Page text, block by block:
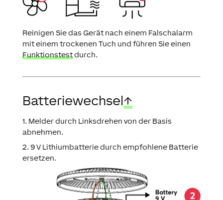
Reinigen Sie das Gerät nach einem Falschalarm
mit einem trockenen Tuch und führen Sie einen
Funktionstestdurch.
Batteriewechsel↑
1. Melder durch Linksdrehen von der Basis
abnehmen.
2. 9 V Lithiumbatterie durch empfohlene Batterie
ersetzen.